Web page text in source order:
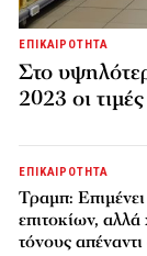
ΕΠΙΚΑΙΡΟΤΗΤΑ
Στο
2023 οι
ΕΠΙΚΑΙΡΟΤΗΤΑ
Τραμπ:
επιτοκίων,
τόνους